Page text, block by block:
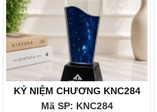
KỶ NIỆM CHƯƠNG KNC284
Mã SP: KNC284